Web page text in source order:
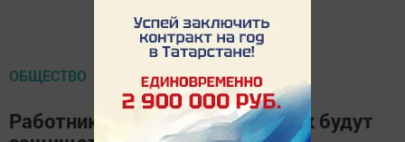
ОБЩЕСТВО
Работники школьных библиотек будут